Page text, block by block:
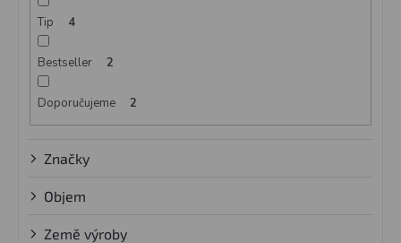
Tip 4
Bestseller 2
Doporučujeme 2
Značky
Objem
Země výroby